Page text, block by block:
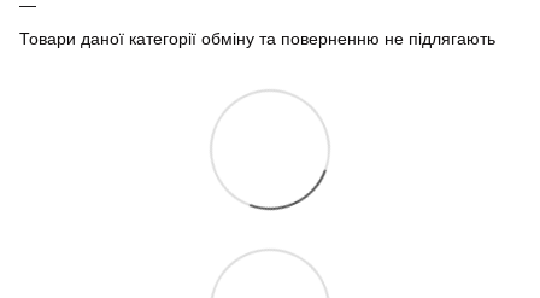
Товари даної категорії обміну та поверненню не підлягають